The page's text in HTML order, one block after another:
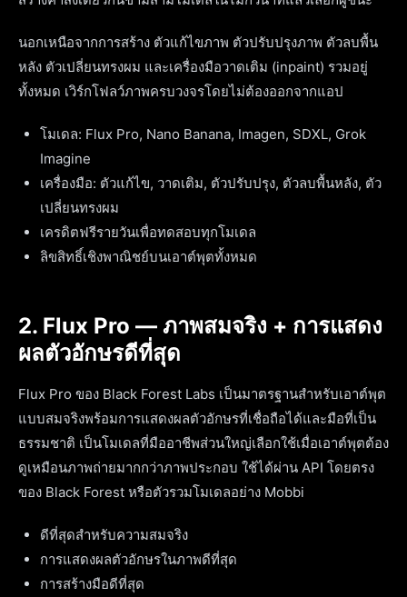
นอกเหนือจากการสร้าง ตัวแก้ไขภาพ ตัวปรับปรุงภาพ ตัวลบพื้น
หลัง ตัวเปลี่ยนทรงผม และเครื่องมือวาดเติม (inpaint) รวมอยู่
ทั้งหมด เวิร์กโฟลว์ภาพครบวงจรโดยไม่ต้องออกจากแอป
โมเดล: Flux Pro, Nano Banana, Imagen, SDXL, Grok
Imagine
เครื่องมือ: ตัวแก้ไข, วาดเติม, ตัวปรับปรุง, ตัวลบพื้นหลัง, ตัว
เปลี่ยนทรงผม
เครดิตฟรีรายวันเพื่อทดสอบทุกโมเดล
ลิขสิทธิ์เชิงพาณิชย์บนเอาต์พุตทั้งหมด
2. Flux Pro — ภาพสมจริง + การแสดง
ผลตัวอักษรดีที่สุด
Flux Pro ของ Black Forest Labs เป็นมาตรฐานสำหรับเอาต์พุต
แบบสมจริงพร้อมการแสดงผลตัวอักษรที่เชื่อถือได้และมือที่เป็น
ธรรมชาติ เป็นโมเดลที่มืออาชีพส่วนใหญ่เลือกใช้เมื่อเอาต์พุตต้อง
ดูเหมือนภาพถ่ายมากกว่าภาพประกอบ ใช้ได้ผ่าน API โดยตรง
ของ Black Forest หรือตัวรวมโมเดลอย่าง Mobbi
ดีที่สุดสำหรับความสมจริง
การแสดงผลตัวอักษรในภาพดีที่สุด
การสร้างมือดีที่สุด